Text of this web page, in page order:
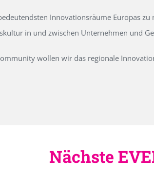
Innovationsräume Europas
in und zwischen Unternehmen und
wollen wir das regionale
Nächste